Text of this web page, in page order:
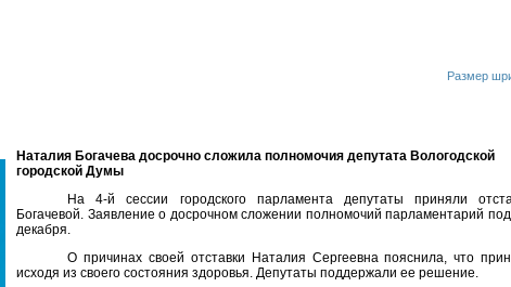
Размер
Наталия Богачева досрочно сложила полномочия депутата Вологодской
городской Думы
На 4-й сессии городского парламента депутаты приняли
Богачевой. Заявление о досрочном сложении полномочий парламентарий
декабря.
О причинах своей отставки Наталия Сергеевна пояснила, что
исходя из своего состояния здоровья. Депутаты поддержали ее решение.